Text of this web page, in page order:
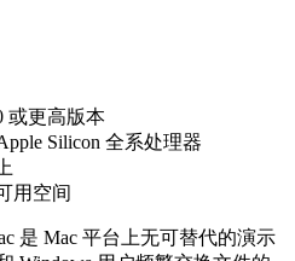
或更高版本
Silicon 全系处理器
用空间
是 Mac 平台上无可替代的演示